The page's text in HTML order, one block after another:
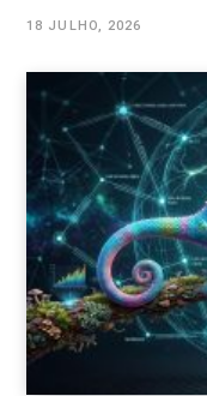
18 JULHO, 2026